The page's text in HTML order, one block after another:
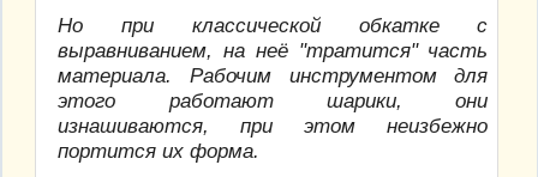
Но при классической обкатке с
выравниванием, на неё "тратится" часть
материала. Рабочим инструментом для
этого работают шарики, они
изнашиваются, при этом неизбежно
портится их форма.